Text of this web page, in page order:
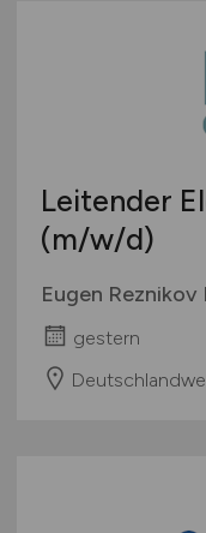
Leitender
(m/w/d)
Eugen
gestern